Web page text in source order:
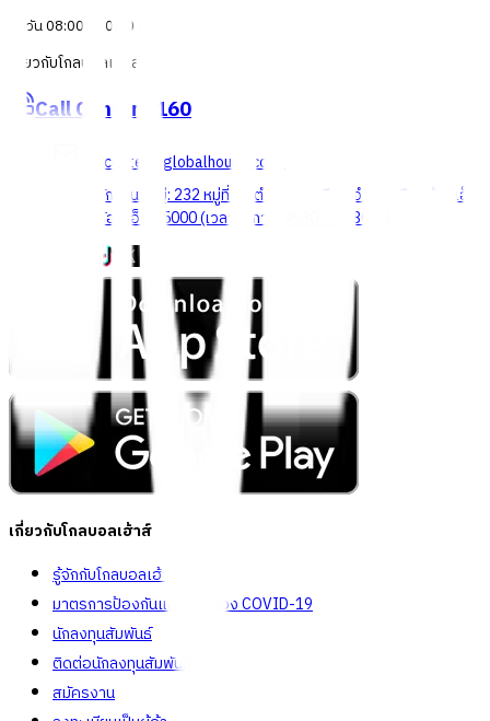
ทุกวัน 08:00 - 20:00 น.
เกี่ยวกับโกลบอลเฮ้าส์
Call Center 1160
callcenter@globalhouse.co.th
สำนักงานใหญ่: 232 หมู่ที่ 19 ตำบลรอบเมือง อำเภอเมืองร้อยเอ็ด
จังหวัดร้อยเอ็ด 45000 (เวลาทำการ 08:30 - 17:30 น.)
เกี่ยวกับโกลบอลเฮ้าส์
รู้จักกับโกลบอลเฮ้าส์
มาตรการป้องกันและคัดกรอง COVID-19
นักลงทุนสัมพันธ์
ติดต่อนักลงทุนสัมพันธ์
สมัครงาน